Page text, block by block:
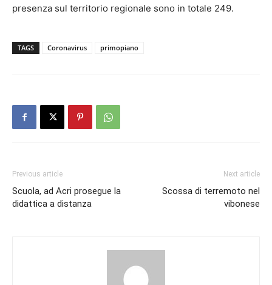
presenza sul territorio regionale sono in totale 249.
TAGS Coronavirus primopiano
Previous article
Scuola, ad Acri prosegue la
didattica a distanza
Next article
Scossa di terremoto nel
vibonese